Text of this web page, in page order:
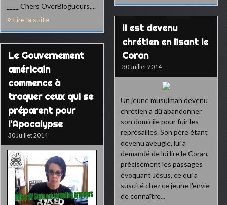
____ Chers OverBlogueurs,...
Lire la suite
Il est devenu
chrétien en lisant le
Coran
30 Juillet 2014
Un jeune musulman devenu
chrétien a dû abandonner
son domicile pour fuir les
représailles. Son père étant
devenu aveugle, lui a
demandé de lui lire le Coran,
précisément les passages
évoquant Jésus, ce qui a
suscité chez ce jeune l'envie
de connaître...
Le Gouvernement
américain
commence à
traquer ceux qui se
préparent pour
l'Apocalypse
30 Juillet 2014